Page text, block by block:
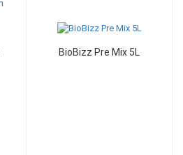
BioBizz Pre Mix 5L